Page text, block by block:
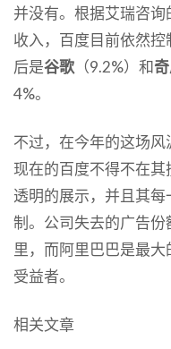
并没有。根据艾瑞咨
收入，百度目前依然
后是谷歌 （9.2%）和
4%。
不过，在今年的这场风
现在的百度不得不在
透明的展示，并且其
制。公司失去的广告
里，而阿里巴巴是最
受益者。
相关文章